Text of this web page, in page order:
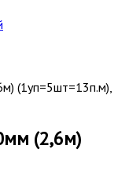
(1уп=5шт=13п.м),
(2,6м)